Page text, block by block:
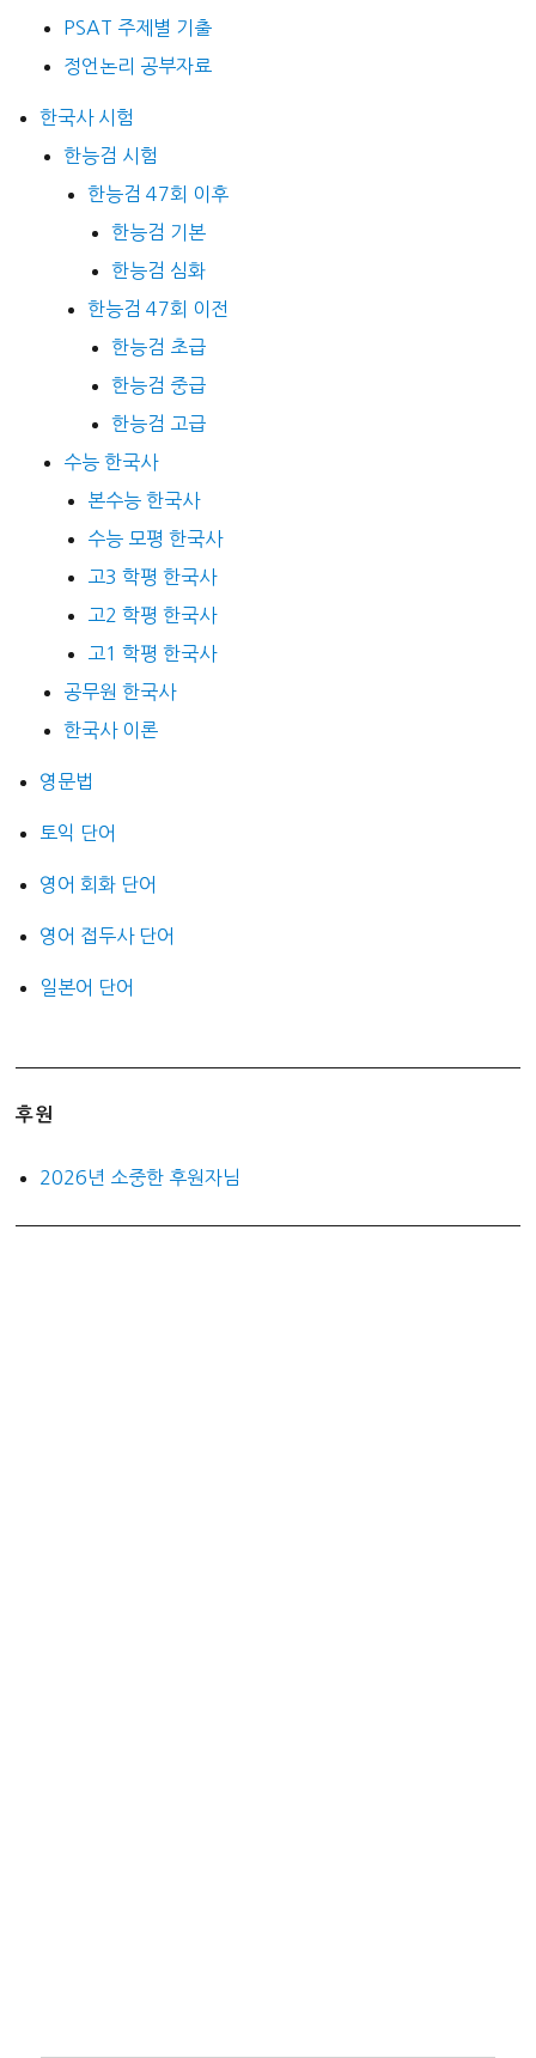
PSAT 주제별 기출
정언논리 공부자료
한국사 시험
한능검 시험
한능검 47회 이후
한능검 기본
한능검 심화
한능검 47회 이전
한능검 초급
한능검 중급
한능검 고급
수능 한국사
본수능 한국사
수능 모평 한국사
고3 학평 한국사
고2 학평 한국사
고1 학평 한국사
공무원 한국사
한국사 이론
영문법
토익 단어
영어 회화 단어
영어 접두사 단어
일본어 단어
후원
2026년 소중한 후원자님